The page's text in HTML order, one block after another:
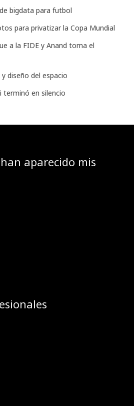
bigdata para futbol
para privatizar la Copa Mundial
a la FIDE y Anand toma el
diseño del espacio
terminó en silencio
aparecido mis